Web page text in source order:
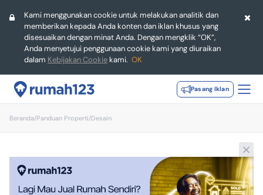
Kami menggunakan cookie untuk melakukan analitik dan
memberikan kepada Anda konten dan iklan khusus yang
disesuaikan dengan minat Anda. Dengan mengklik “OK”,
Anda menyetujui penggunaan cookie kami yang diuraikan
dalam Kebijakan Cookie kami. OK
Pasang Iklan
Beranda/Panduan Properti/Desain